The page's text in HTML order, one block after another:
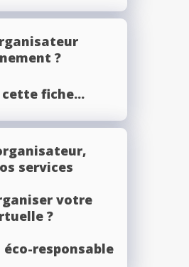
?
fiche...
services
votre
?
responsable